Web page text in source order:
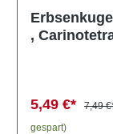
,
5,49 €* 7,49
gespart)